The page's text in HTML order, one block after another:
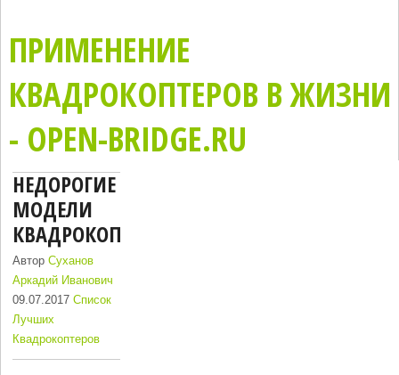
ПРИМЕНЕНИЕ
КВАДРОКОПТЕРОВ В ЖИЗНИ
- OPEN-BRIDGE.RU
НЕДОРОГИЕ
МОДЕЛИ
КВАДРОКОПТЕРОВ
АвторСуханов
Аркадий Иванович
09.07.2017Список
Лучших
Квадрокоптеров